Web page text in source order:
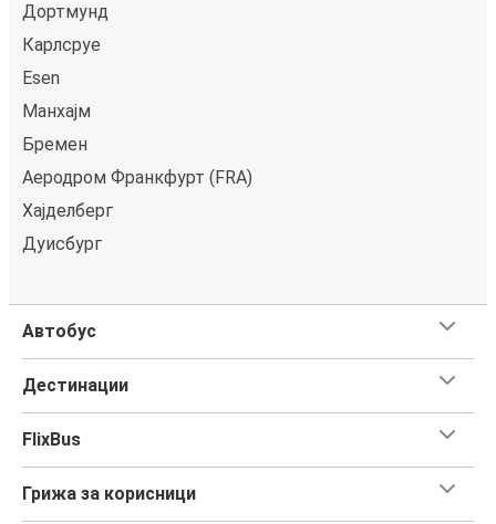
Дортмунд
Карлсруе
Esen
Манхајм
Бремен
Аеродром Франкфурт (FRA)
Хајделберг
Дуисбург
Автобус
Дестинации
FlixBus
Грижа за корисници